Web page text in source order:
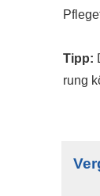
Tipp:
rung